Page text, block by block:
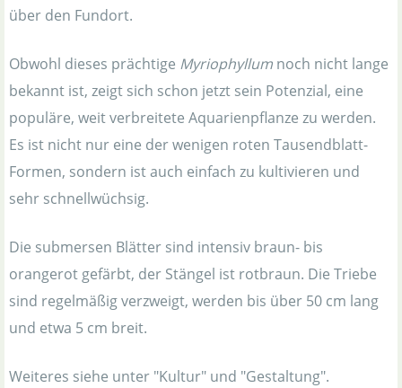
über den Fundort.
Obwohl dieses prächtige Myriophyllum noch nicht lange
bekannt ist, zeigt sich schon jetzt sein Potenzial, eine
populäre, weit verbreitete Aquarienpflanze zu werden.
Es ist nicht nur eine der wenigen roten Tausendblatt-
Formen, sondern ist auch einfach zu kultivieren und
sehr schnellwüchsig.
Die submersen Blätter sind intensiv braun- bis
orangerot gefärbt, der Stängel ist rotbraun. Die Triebe
sind regelmäßig verzweigt, werden bis über 50 cm lang
und etwa 5 cm breit.
Weiteres siehe unter "Kultur" und "Gestaltung".